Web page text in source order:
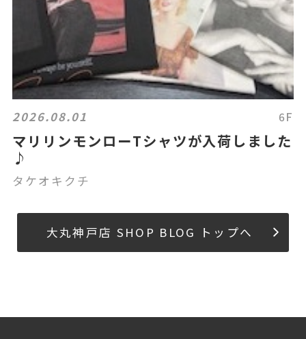
2026.08.01 6F
マリリンモンローTシャツが入荷しました
♪
タケオキクチ
大丸神戸店 SHOP BLOG トップへ